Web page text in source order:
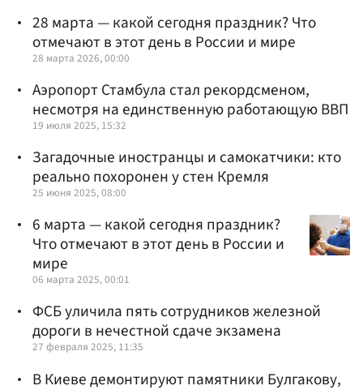
28 марта — какой сегодня праздник? Что
отмечают в этот день в России и мире
28 марта 2026, 00:00
Аэропорт Стамбула стал рекордсменом,
несмотря на единственную работающую ВВП
19 июля 2025, 15:32
Загадочные иностранцы и самокатчики: кто
реально похоронен у стен Кремля
25 июня 2025, 08:00
6 марта — какой сегодня праздник?
Что отмечают в этот день в России и
мире
06 марта 2025, 00:01
ФСБ уличила пять сотрудников железной
дороги в нечестной сдаче экзамена
27 февраля 2025, 11:35
В Киеве демонтируют памятники Булгакову,